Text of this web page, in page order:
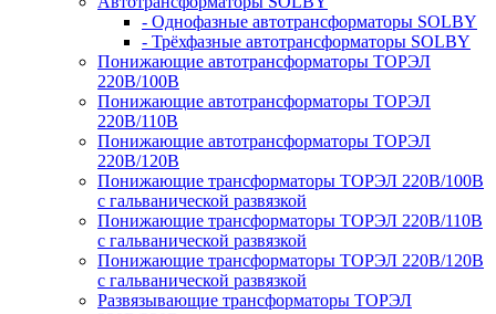
- Однофазные автотрансформаторы SOLBY
- Трёхфазные автотрансформаторы SOLBY
Понижающие автотрансформаторы ТОРЭЛ
220В/100В
Понижающие автотрансформаторы ТОРЭЛ
220В/110В
Понижающие автотрансформаторы ТОРЭЛ
220В/120В
Понижающие трансформаторы ТОРЭЛ 220В/100В
с гальванической развязкой
Понижающие трансформаторы ТОРЭЛ 220В/110В
с гальванической развязкой
Понижающие трансформаторы ТОРЭЛ 220В/120В
с гальванической развязкой
Развязывающие трансформаторы ТОРЭЛ